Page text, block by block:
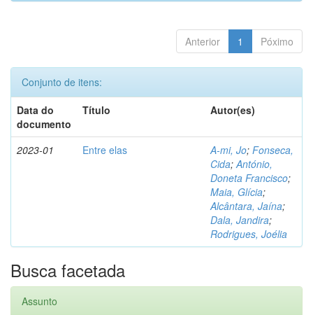
Anterior 1 Póximo
Conjunto de itens:
Data do
documento
Título Autor(es)
2023-01 Entre elas A-mi, Jo; Fonseca,
Cida;António,
Doneta Francisco;
Maia, Glícia;
Alcântara, Jaína;
Dala, Jandira;
Rodrigues, Joélia
Busca facetada
Assunto